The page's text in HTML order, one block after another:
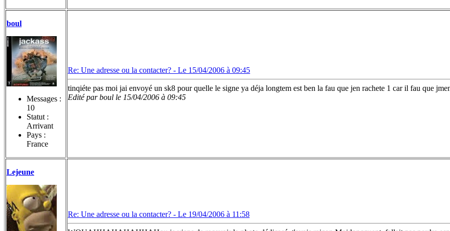
boul
Messages :
10
Statut :
Arrivant
Pays :
France
Re: Une adresse ou la contacter? - Le 15/04/2006 à 09:45
tinqiéte pas moi jai envoyé un sk8 pour quelle le signe ya déja longtem est ben la fau que jen rachete 1 car il fau que
Edité par boul le 15/04/2006 à 09:45
Lejeune
Re: Une adresse ou la contacter? - Le 19/04/2006 à 11:58